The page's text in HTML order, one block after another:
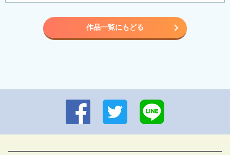
作品一覧にもどる